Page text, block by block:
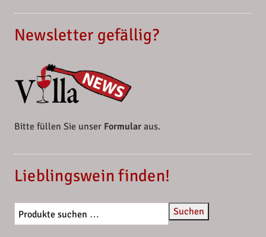
Newsletter gefällig?
Bitte füllen Sie unser Formularaus.
Lieblingswein finden!
Suchen